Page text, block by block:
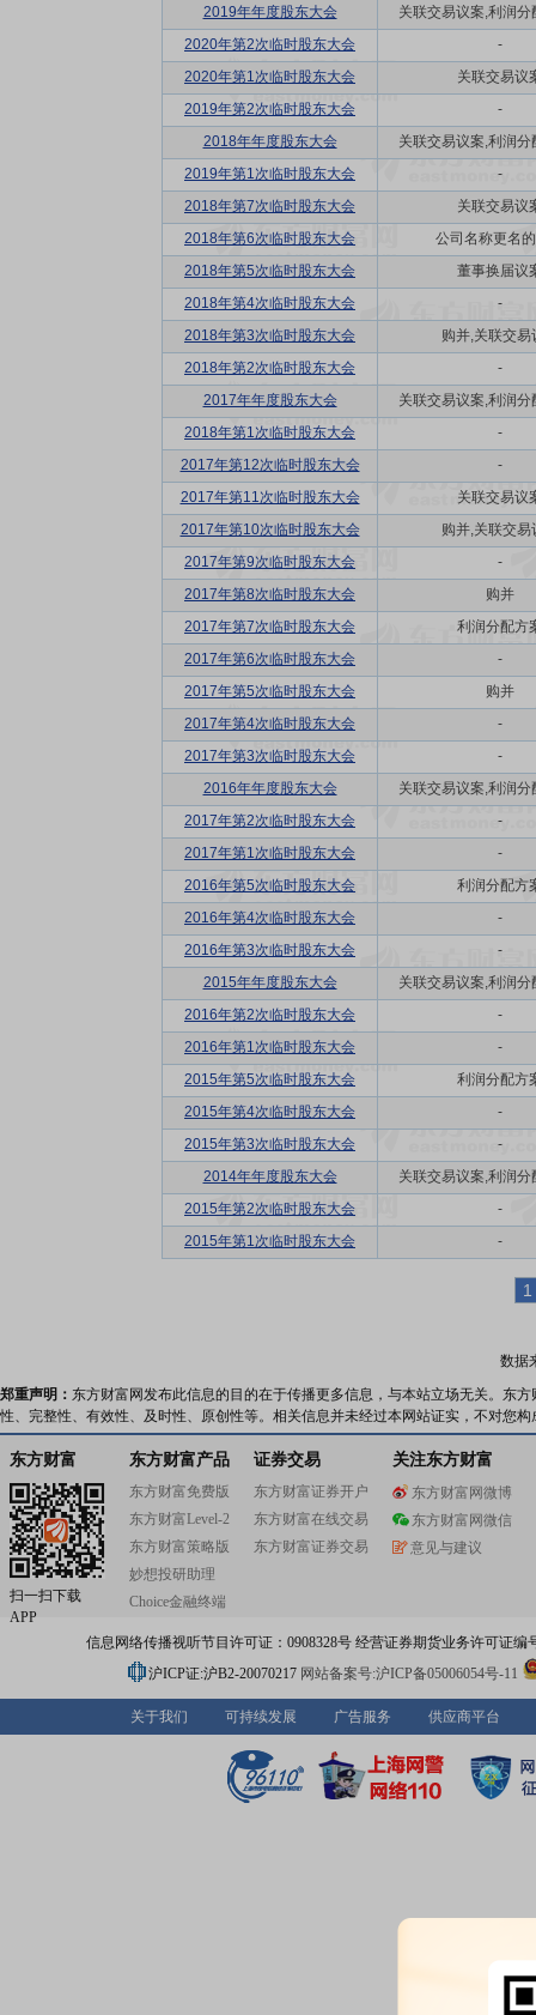
2019年年度股东大会
关联交易议案,利润分
2020年第2次临时股东大会
-
2020年第1次临时股东大会
关联交易议
2019年第2次临时股东大会
-
2018年年度股东大会
关联交易议案,利润分
2019年第1次临时股东大会
-
2018年第7次临时股东大会
关联交易议
2018年第6次临时股东大会
公司名称更名
2018年第5次临时股东大会
董事换届议
2018年第4次临时股东大会
-
2018年第3次临时股东大会
购并,关联交易
2018年第2次临时股东大会
-
2017年年度股东大会
关联交易议案,利润分
2018年第1次临时股东大会
-
2017年第12次临时股东大会
-
2017年第11次临时股东大会
关联交易议
2017年第10次临时股东大会
购并,关联交易
2017年第9次临时股东大会
-
2017年第8次临时股东大会
购并
2017年第7次临时股东大会
利润分配方
2017年第6次临时股东大会
-
2017年第5次临时股东大会
购并
2017年第4次临时股东大会
-
2017年第3次临时股东大会
-
2016年年度股东大会
关联交易议案,利润分
2017年第2次临时股东大会
-
2017年第1次临时股东大会
-
2016年第5次临时股东大会
利润分配方
2016年第4次临时股东大会
-
2016年第3次临时股东大会
-
2015年年度股东大会
关联交易议案,利润分
2016年第2次临时股东大会
-
2016年第1次临时股东大会
-
2015年第5次临时股东大会
利润分配方
2015年第4次临时股东大会
-
2015年第3次临时股东大会
-
2014年年度股东大会
关联交易议案,利润分
2015年第2次临时股东大会
-
2015年第1次临时股东大会
-
1
数据
郑重声明： 东方财富网发布此信息的目的在于传播更多信息，与本站立场无关。东
性、完整性、有效性、及时性、原创性等。相关信息并未经过本网站证实，不对您
东方财富
扫一扫下载
APP
东方财富产品
东方财富免费版
东方财富Level-2
东方财富策略版
妙想投研助理
Choice金融终端
证券交易
东方财富证券开户
东方财富在线交易
东方财富证券交易
关注东方财富
东方财富网微博
东方财富网微信
意见与建议
信息网络传播视听节目许可证：0908328号 经营证券期货业务许可证编
沪ICP证:沪B2-20070217 网站备案号:沪ICP备05006054号-11
关于我们 可持续发展 广告服务 供应商平台